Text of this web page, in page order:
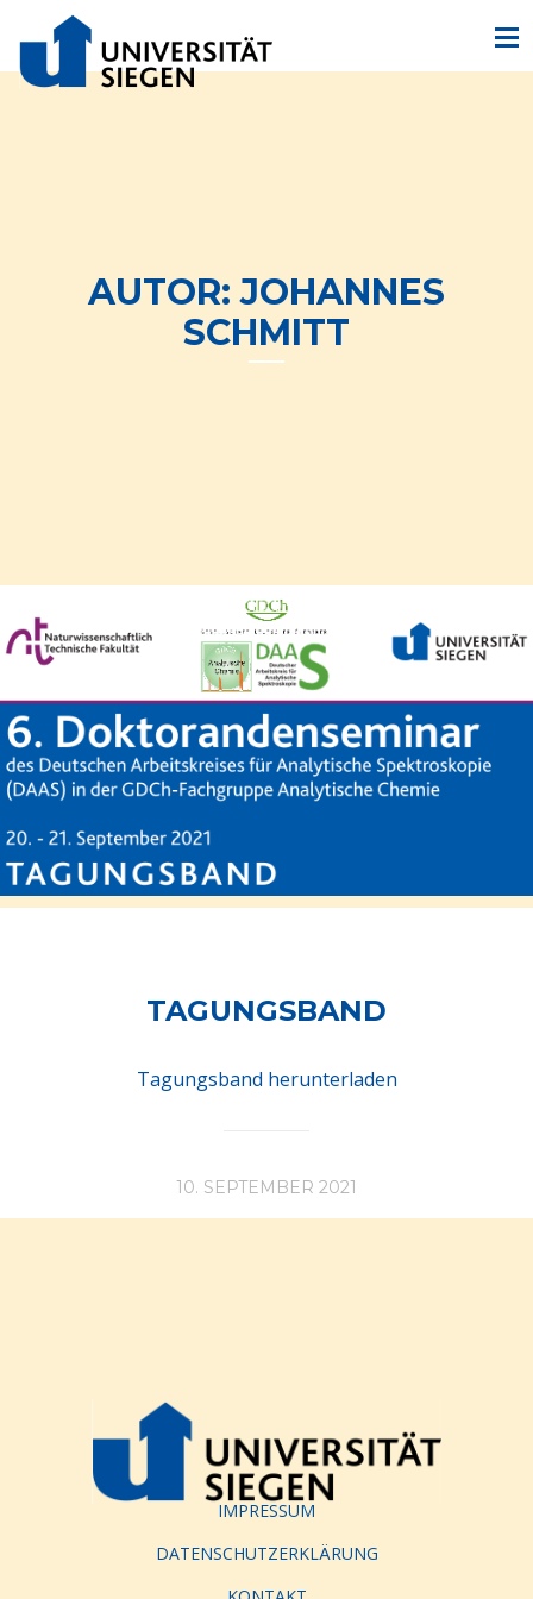
AUTOR:JOHANNES
SCHMITT
TAGUNGSBAND
Tagungsband herunterladen
10. SEPTEMBER 2021
IMPRESSUM
DATENSCHUTZERKLÄRUNG